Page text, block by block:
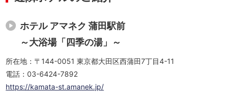
ホテル アマネク 蒲田駅前
～大浴場「四季の湯」～
所在地：〒144-0051 東京都大田区西蒲田7丁目4-11
電話：03-6424-7892
https://kamata-st.amanek.jp/